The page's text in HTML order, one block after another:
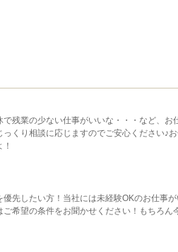
残業の少ない仕事がいいな・・・など、
くり相談に応じますのでご安心ください♪
先したい方！当社には未経験OKのお仕事
希望の条件をお聞かせください！もちろん